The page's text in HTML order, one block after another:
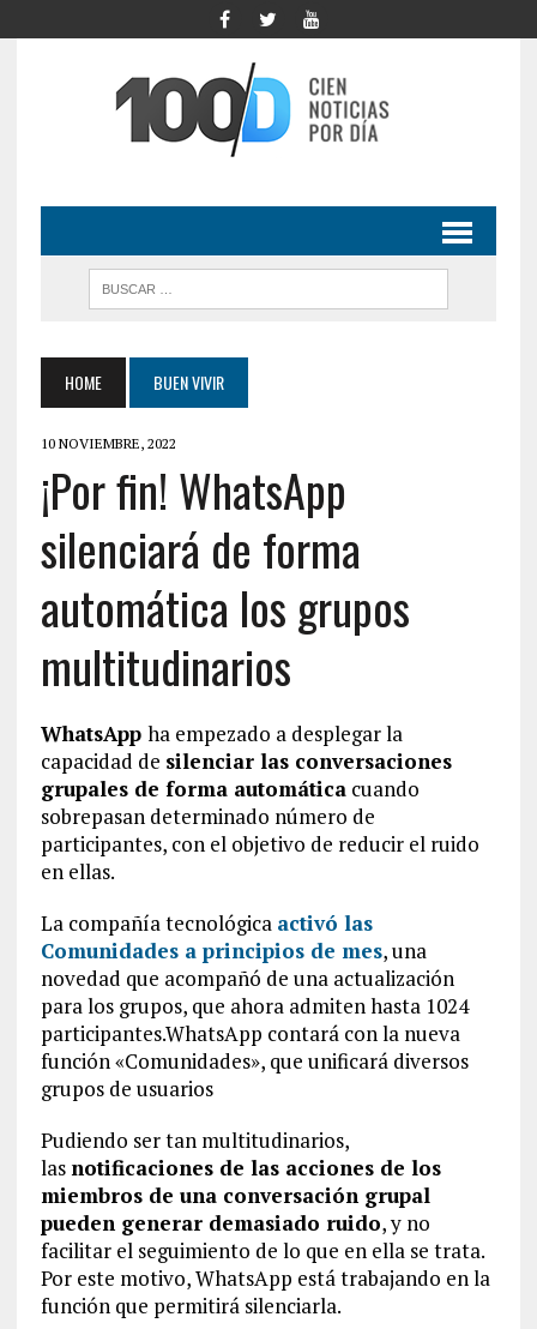
HOME BUEN VIVIR
10 NOVIEMBRE, 2022
¡Por fin! WhatsApp
silenciará de forma
automática los grupos
multitudinarios
WhatsApp ha empezado a desplegar la
capacidad de silenciar las conversaciones
grupales de forma automáticacuando
sobrepasan determinado número de
participantes, con el objetivo de reducir el ruido
en ellas.
La compañía tecnológica activó las
Comunidades a principios de mes, una
novedad que acompañó de una actualización
para los grupos, que ahora admiten hasta 1024
participantes.WhatsApp contará con la nueva
función «Comunidades», que unificará diversos
grupos de usuarios
Pudiendo ser tan multitudinarios,
las notificaciones de las acciones de los
miembros de una conversación grupal
pueden generar demasiado ruido, y no
facilitar el seguimiento de lo que en ella se trata.
Por este motivo, WhatsApp está trabajando en la
función que permitirá silenciarla.